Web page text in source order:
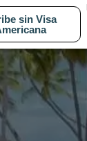
sin Visa